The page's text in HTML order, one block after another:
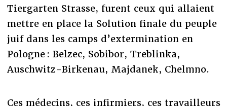
Tiergarten Strasse, furent ceux qui allaient
mettre en place la Solution finale du peuple
juif dans les camps d’extermination en
Pologne : Belzec, Sobibor, Treblinka,
Auschwitz-Birkenau, Majdanek, Chelmno.
Ces médecins, ces infirmiers, ces travailleurs